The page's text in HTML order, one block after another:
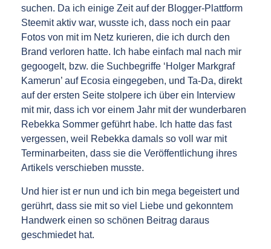
suchen. Da ich einige Zeit auf der Blogger-Plattform
Steemit aktiv war, wusste ich, dass noch ein paar
Fotos von mit im Netz kurieren, die ich durch den
Brand verloren hatte. Ich habe einfach mal nach mir
gegoogelt, bzw. die Suchbegriffe ‘Holger Markgraf
Kamerun’ auf Ecosia eingegeben, und Ta-Da, direkt
auf der ersten Seite stolpere ich über ein Interview
mit mir, dass ich vor einem Jahr mit der wunderbaren
Rebekka Sommer geführt habe. Ich hatte das fast
vergessen, weil Rebekka damals so voll war mit
Terminarbeiten, dass sie die Veröffentlichung ihres
Artikels verschieben musste.
Und hier ist er nun und ich bin mega begeistert und
gerührt, dass sie mit so viel Liebe und gekonntem
Handwerk einen so schönen Beitrag daraus
geschmiedet hat.